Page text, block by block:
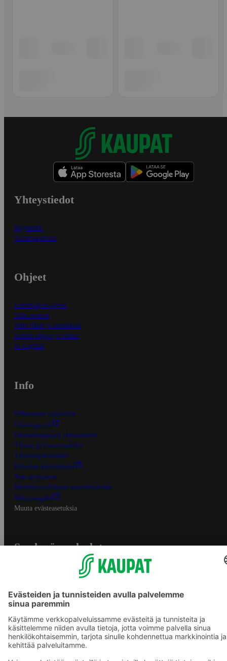
Yhteystiedot
Myymälät
Asiakaspalvelu
Ohjeet
Ensitilaajan ohjeet
Näin maksat
Näin tilaat ja muokkaat
Kaikki ohjeet ja vinkit
In English
Info
S-Business yrityksille
Oiva-raportit
Osuuskauppojen yhteystiedot
Tilaus- ja toimitusehdot
Tietosuojakäytäntö
Palvelun käyttöehdot
Saavutettavuus
Mobiilisovelluksen saavutettavuus
Mainostajalle
Muuta evästeasetuksia
S-ryhmän palvelut
Yhteishyvä Ruoka -sovellus
S-ostoslista -sovellus
Prisma.fi
Sokos.fi
S-Pankki